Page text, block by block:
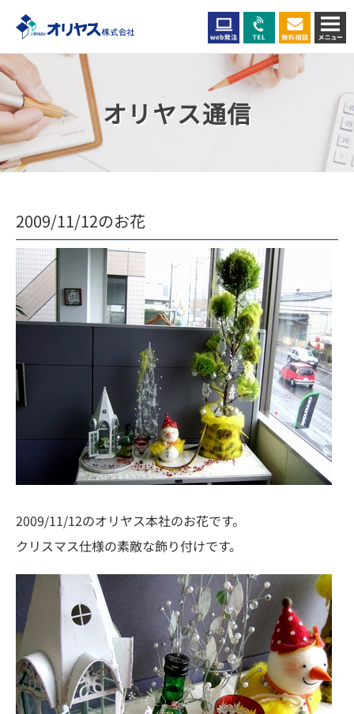
オリヤス通信
2009/11/12のお花
2009/11/12のオリヤス本社のお花です。
クリスマス仕様の素敵な飾り付けです。